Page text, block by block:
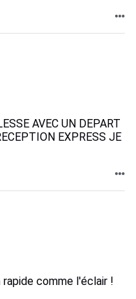
AVEC UN DEPART
EXPRESS JE
comme l'éclair !